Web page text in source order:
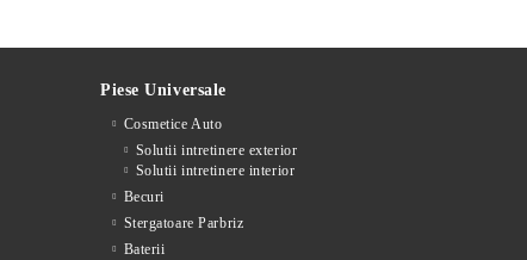
Piese Universale
Cosmetice Auto
Solutii intretinere exterior
Solutii intretinere interior
Becuri
Stergatoare Parbriz
Baterii